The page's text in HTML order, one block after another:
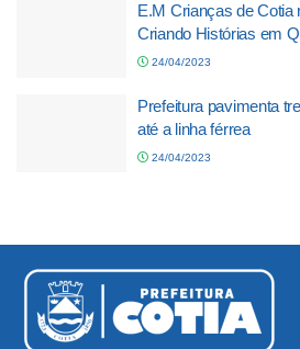
E.M Crianças de Cotia
Criando Histórias em
24/04/2023
Prefeitura pavimenta
até a linha férrea
24/04/2023